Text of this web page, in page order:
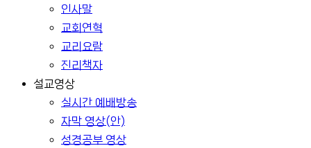
인사말
교회연혁
교리요람
진리책자
설교영상
실시간 예배방송
자막 영상(안)
성경공부 영상